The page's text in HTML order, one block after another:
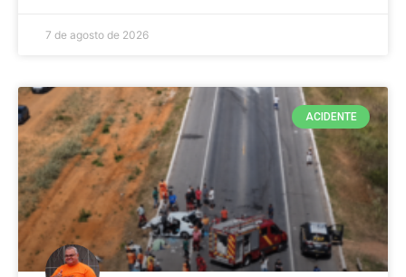
7 de agosto de 2026
ACIDENTE